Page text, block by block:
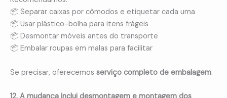
📦 Separar caixas por cômodos e etiquetar cada uma
📦 Usar plástico-bolha para itens frágeis
📦 Desmontar móveis antes do transporte
📦 Embalar roupas em malas para facilitar
Se precisar, oferecemos serviço completo de embalagem.